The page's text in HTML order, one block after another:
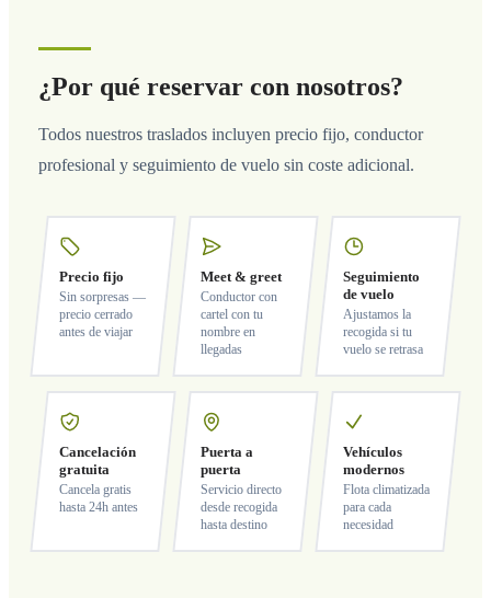
¿Por qué reservar con nosotros?
Todos nuestros traslados incluyen precio fijo, conductor
profesional y seguimiento de vuelo sin coste adicional.
Precio fijo
Sin sorpresas —
precio cerrado
antes de viajar
Meet & greet
Conductor con
cartel con tu
nombre en
llegadas
Seguimiento
de vuelo
Ajustamos la
recogida si tu
vuelo se retrasa
Cancelación
gratuita
Cancela gratis
hasta 24h antes
Puerta a
puerta
Servicio directo
desde recogida
hasta destino
Vehículos
modernos
Flota climatizada
para cada
necesidad